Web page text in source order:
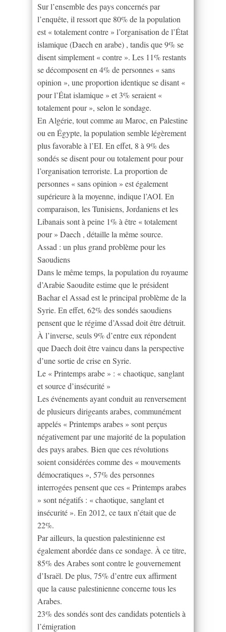
Sur l’ensemble des pays concernés par
l’enquête, il ressort que 80% de la population
est « totalement contre » l’organisation de l’État
islamique (Daech en arabe) , tandis que 9% se
disent simplement « contre ». Les 11% restants
se décomposent en 4% de personnes « sans
opinion », une proportion identique se disant «
pour l’État islamique » et 3% seraient «
totalement pour », selon le sondage.
En Algérie, tout comme au Maroc, en Palestine
ou en Égypte, la population semble légèrement
plus favorable à l’EI. En effet, 8 à 9% des
sondés se disent pour ou totalement pour pour
l’organisation terroriste. La proportion de
personnes « sans opinion » est également
supérieure à la moyenne, indique l’AOI. En
comparaison, les Tunisiens, Jordaniens et les
Libanais sont à peine 1% à être « totalement
pour » Daech , détaille la même source.
Assad : un plus grand problème pour les
Saoudiens
Dans le même temps, la population du royaume
d’Arabie Saoudite estime que le président
Bachar el Assad est le principal problème de la
Syrie. En effet, 62% des sondés saoudiens
pensent que le régime d’Assad doit être détruit.
À l’inverse, seuls 9% d’entre eux répondent
que Daech doit être vaincu dans la perspective
d’une sortie de crise en Syrie.
Le « Printemps arabe » : « chaotique, sanglant
et source d’insécurité »
Les événements ayant conduit au renversement
de plusieurs dirigeants arabes, communément
appelés « Printemps arabes » sont perçus
négativement par une majorité de la population
des pays arabes. Bien que ces révolutions
soient considérées comme des « mouvements
démocratiques », 57% des personnes
interrogées pensent que ces « Printemps arabes
» sont négatifs : « chaotique, sanglant et
insécurité ». En 2012, ce taux n’était que de
22%.
Par ailleurs, la question palestinienne est
également abordée dans ce sondage. À ce titre,
85% des Arabes sont contre le gouvernement
d’Israël. De plus, 75% d’entre eux affirment
que la cause palestinienne concerne tous les
Arabes.
23% des sondés sont des candidats potentiels à
l’émigration